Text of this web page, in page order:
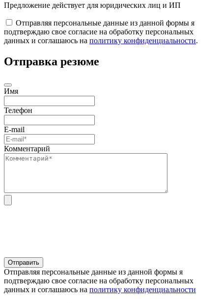
Предложение действует для юридических лиц и ИП
Отправляя персональные данные из данной формы я
подтверждаю свое согласие на обработку персональных
данных и соглашаюсь на политику конфиденциальности.
Отправка резюме
Имя
Телефон
E-mail
Комментарий
Отправляя персональные данные из данной формы я
подтверждаю свое согласие на обработку персональных
данных и соглашаюсь на политику конфиденциальности